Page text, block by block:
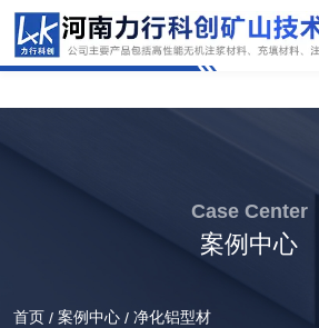
Case Center
案例中心
首页 / 案例中心 / 净化铝型材